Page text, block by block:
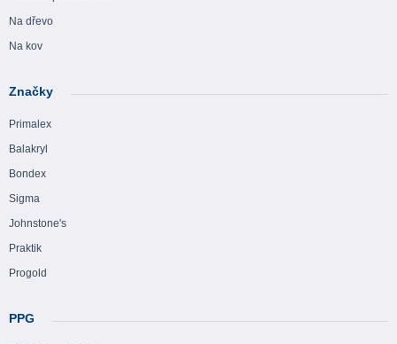
Na dřevo
Na kov
Značky
Primalex
Balakryl
Bondex
Sigma
Johnstone's
Praktik
Progold
PPG